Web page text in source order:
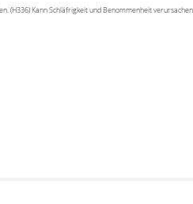
(H336) Kann Schläfrigkeit und Benommenheit